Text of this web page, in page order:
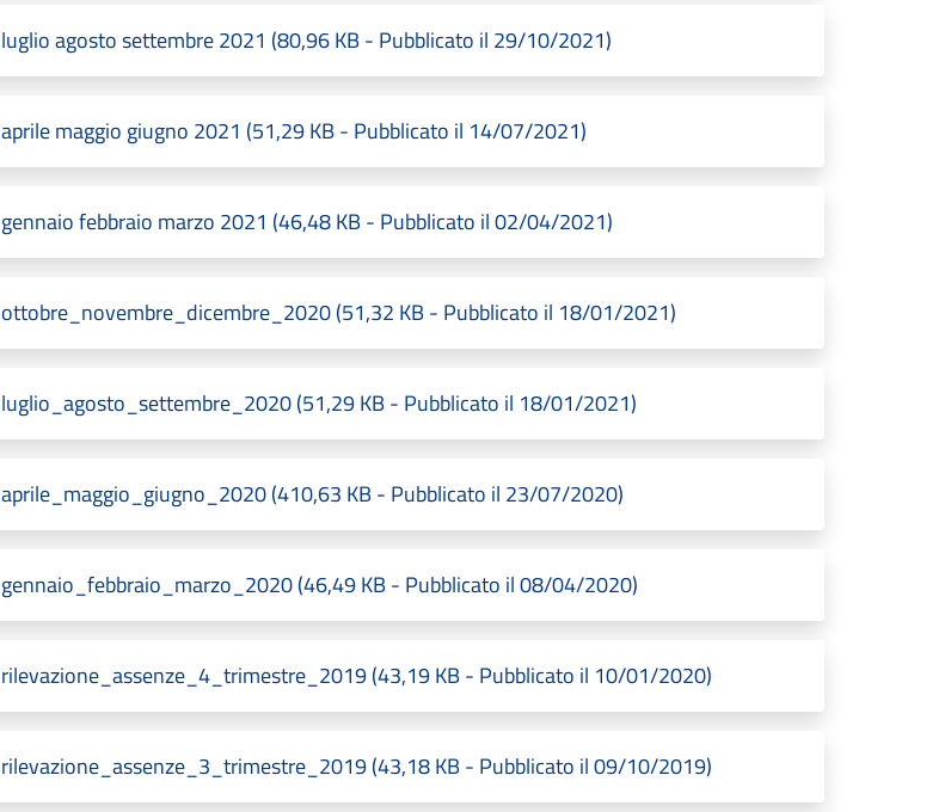
luglio agosto settembre 2021 (80,96 KB - Pubblicato il 29/10/2021)
aprile maggio giugno 2021 (51,29 KB - Pubblicato il 14/07/2021)
gennaio febbraio marzo 2021 (46,48 KB - Pubblicato il 02/04/2021)
ottobre_novembre_dicembre_2020 (51,32 KB - Pubblicato il 18/01/2021)
luglio_agosto_settembre_2020 (51,29 KB - Pubblicato il 18/01/2021)
aprile_maggio_giugno_2020 (410,63 KB - Pubblicato il 23/07/2020)
gennaio_febbraio_marzo_2020 (46,49 KB - Pubblicato il 08/04/2020)
rilevazione_assenze_4_trimestre_2019 (43,19 KB - Pubblicato il 10/01/2020)
rilevazione_assenze_3_trimestre_2019 (43,18 KB - Pubblicato il 09/10/2019)